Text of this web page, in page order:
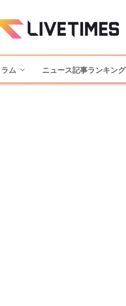
ム ニュース記事ランキング